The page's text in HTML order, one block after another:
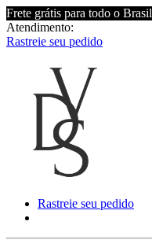
Frete grátis para todo o Brasil
Atendimento:
Rastreie seu pedido
Rastreie seu pedido